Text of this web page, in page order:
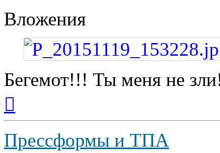
Вложения
Бегемот!!! Ты меня не
началу
Прессформы и ТПА